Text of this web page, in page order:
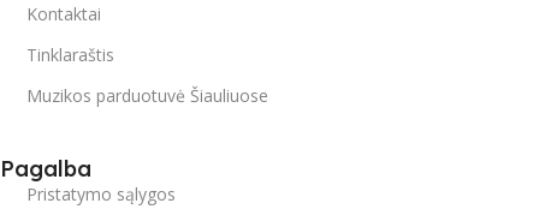
Kontaktai
Tinklaraštis
Muzikos parduotuvė Šiauliuose
Pagalba
Pristatymo sąlygos